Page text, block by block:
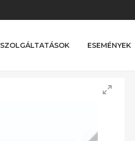
SZOLGÁLTATÁSOK ESEMÉNYEK